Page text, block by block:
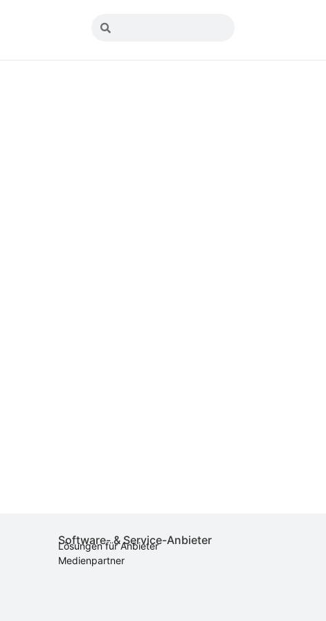
Software- & Service-Anbieter
Lösungen für Anbieter
Medienpartner